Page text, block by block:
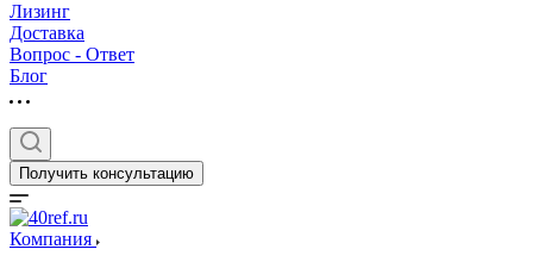
Лизинг
Доставка
Вопрос - Ответ
Блог
Получить консультацию
Компания